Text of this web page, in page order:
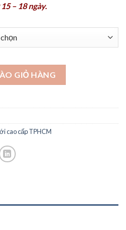
– 18 ngày.
cổ điển - VDH203 số lượng
GIỎ HÀNG
cao cấp TPHCM